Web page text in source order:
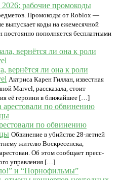
рабочие промокоды
Промокоды от Roblox —
выпускает коды на ежемесячной
постоянно пополняется бесплатными
вернётся ли она к роли
Актриса Карен Гиллан, известная
Marvel, рассказала, стоит
её героини в ближайшее […]
по обвинению
Обвинение в убийстве 28-летней
жителю Воскресенска,
Об этом сообщает пресс-
управления […]